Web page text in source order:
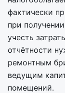
фактически
при
учесть
отчётности
ремонтным
ведущим
помещений.